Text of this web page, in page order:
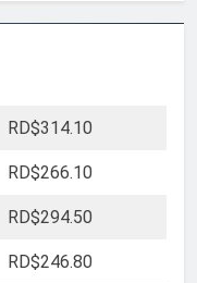
RD$314.10
RD$266.10
RD$294.50
RD$246.80